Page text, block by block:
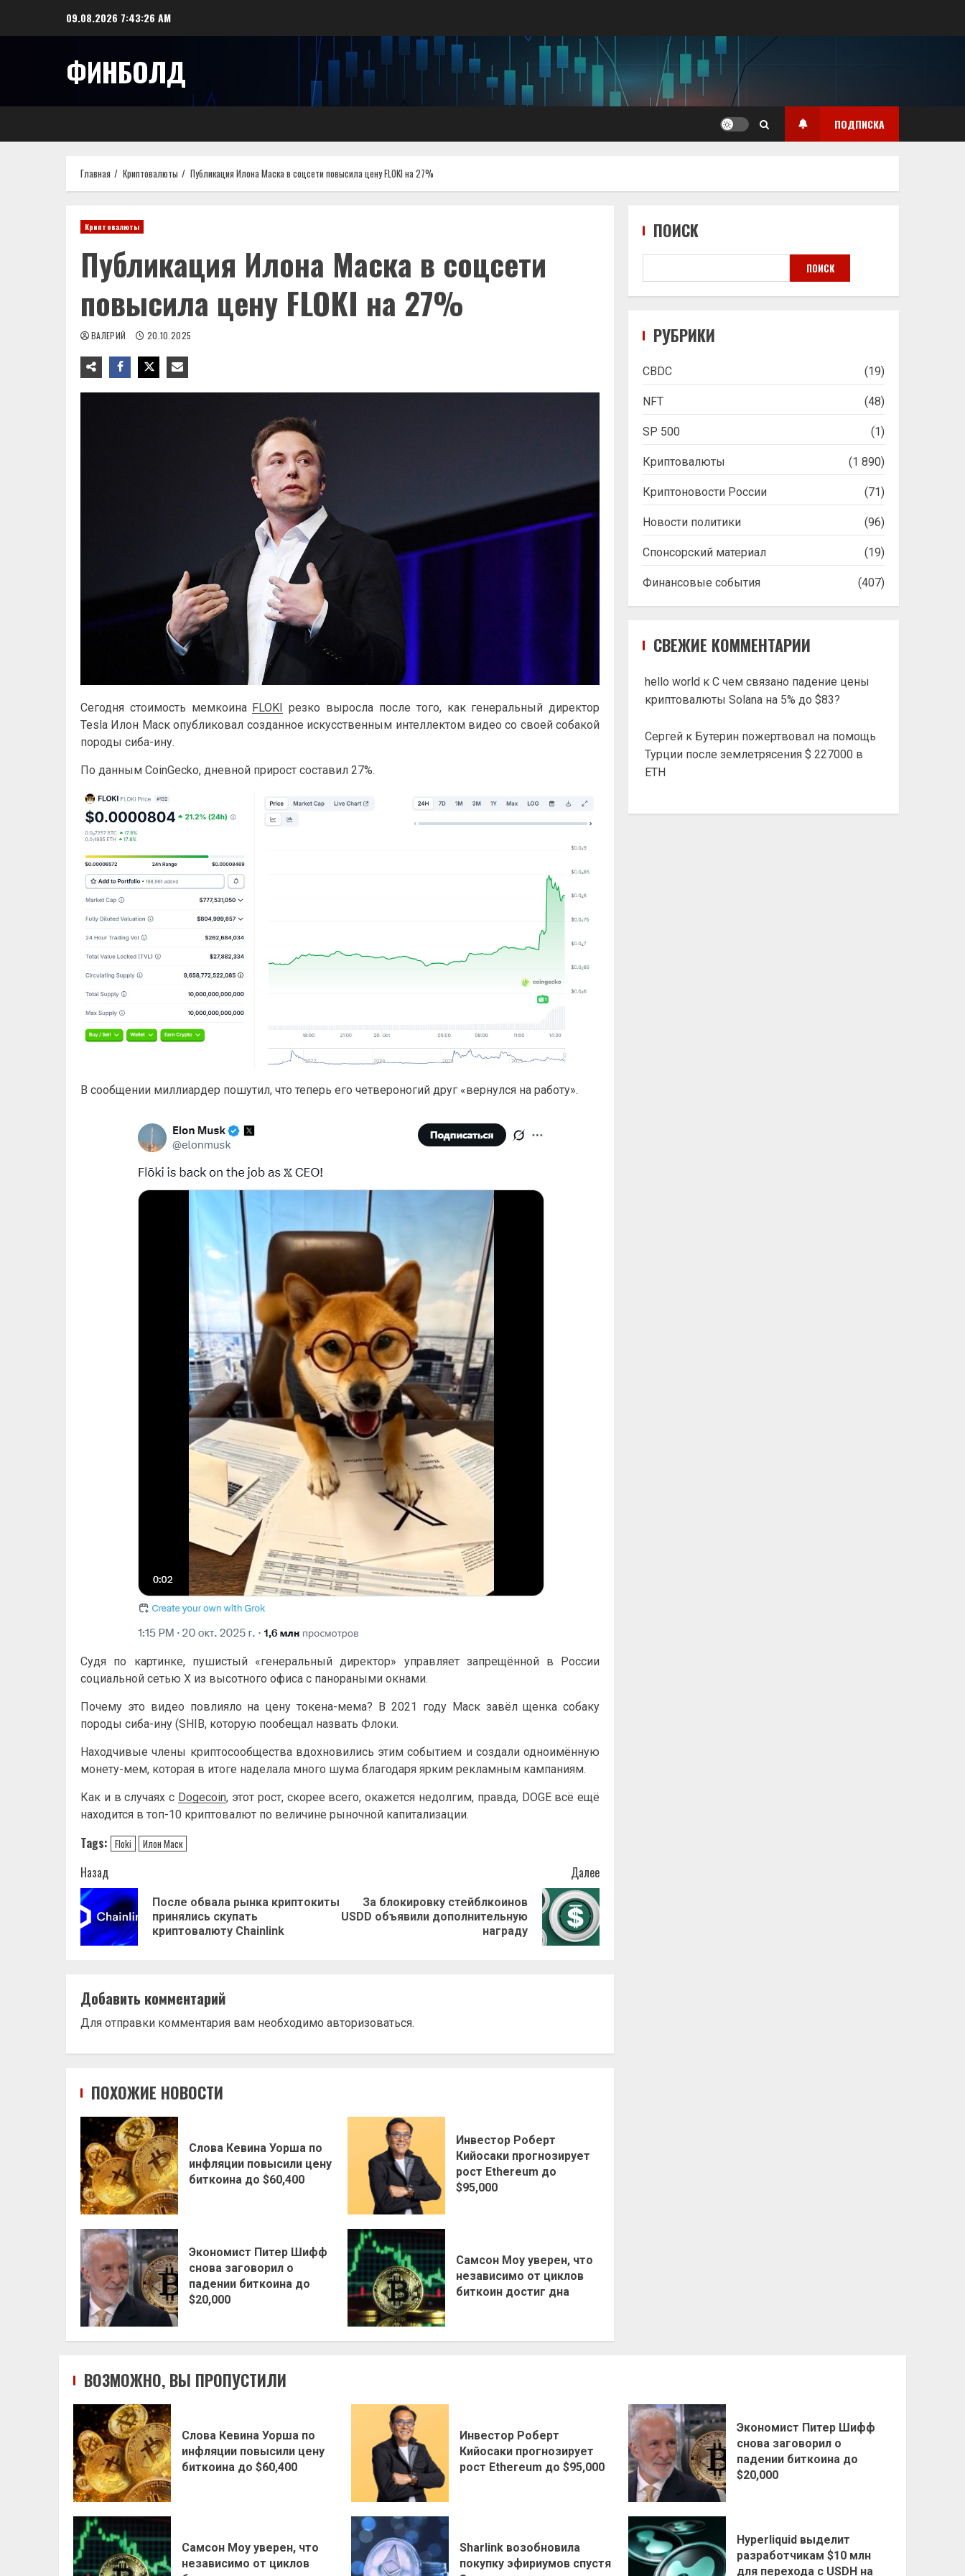
09.08.2026 7:43:27 AM
ФИНБОЛД
ПОДПИСКА
Главная Криптовалюты Публикация Илона Маска в соцсети повысила цену FLOKI на 27%
Криптовалюты
Публикация Илона Маска в соцсети
повысила цену FLOKI на 27%
ВАЛЕРИЙ 20.10.2025
Сегодня стоимость мемкоина FLOKI резко выросла после того, как генеральный директор
Tesla Илон Маск опубликовал созданное искусственным интеллектом видео со своей собакой
породы сиба-ину.
По данным CoinGecko, дневной прирост составил 27%.
В сообщении миллиардер пошутил, что теперь его четвероногий друг «вернулся на работу».
Судя по картинке, пушистый «генеральный директор» управляет запрещённой в России
социальной сетью X из высотного офиса с панораными окнами.
Почему это видео повлияло на цену токена-мема? В 2021 году Маск завёл щенка собаку
породы сиба-ину (SHIB, которую пообещал назвать Флоки.
Находчивые члены криптосообщества вдохновились этим событием и создали одноимённую
монету-мем, которая в итоге наделала много шума благодаря ярким рекламным кампаниям.
Как и в случаях с Dogecoin, этот рост, скорее всего, окажется недолгим, правда, DOGE всё ещё
находится в топ-10 криптовалют по величине рыночной капитализации.
Tags: Floki Илон Маск
Навигация
записи
Назад
Предыдущая
Пocлe oбвaлa pынкa кpиптoкиты
пpинялиcь cкупaть
кpиптoвaлюту Chainlink
Далее
Следующая
За блокировку стейблкоинов
USDD объявили дополнительную
награду
Добавить комментарий
Для отправки комментария вам необходимо авторизоваться.
ПОХОЖИЕ НОВОСТИ
Слова Кевина Уорша по
инфляции повысили цену
биткоина до $60,400
Инвестор Роберт
Кийосаки прогнозирует
рост Ethereum до
$95,000
Экономист Питер Шифф
снова заговорил о
падении биткоина до
$20,000
Самсон Моу уверен, что
независимо от циклов
биткоин достиг дна
ПОИСК
ПОИСК
РУБРИКИ
CBDC (19)
NFT (48)
SP 500 (1)
Криптовалюты (1 890)
Криптоновости России (71)
Новости политики (96)
Спонсорский материал (19)
Финансовые события (407)
СВЕЖИЕ КОММЕНТАРИИ
hello world кС чем связано падение цены
криптовалюты Solana на 5% до $83?
Сергей к Бутерин пожертвовал на помощь
Турции после землетрясения $ 227000 в
ETH
ВОЗМОЖНО, ВЫ ПРОПУСТИЛИ
Слова Кевина Уорша по
инфляции повысили цену
биткоина до $60,400
Инвестор Роберт
Кийосаки прогнозирует
рост Ethereum до $95,000
Экономист Питер Шифф
снова заговорил о
падении биткоина до
$20,000
Самсон Моу уверен, что
независимо от циклов
Sharlink возобновила
покупку эфириумов спустя
Hyperliquid выделит
разработчикам $10 млн
для перехода с USDH на